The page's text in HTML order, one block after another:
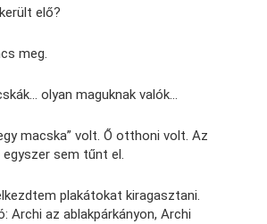
elő?
meg.
olyan maguknak valók…
macska” volt. Ő otthoni volt. Az
sem tűnt el.
plakátokat kiragasztani.
Archi az ablakpárkányon, Archi